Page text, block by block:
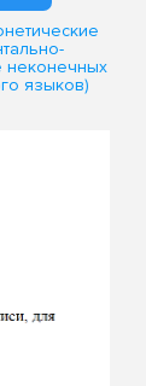
неконечных
языков)